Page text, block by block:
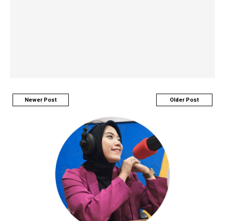
Newer Post Older Post